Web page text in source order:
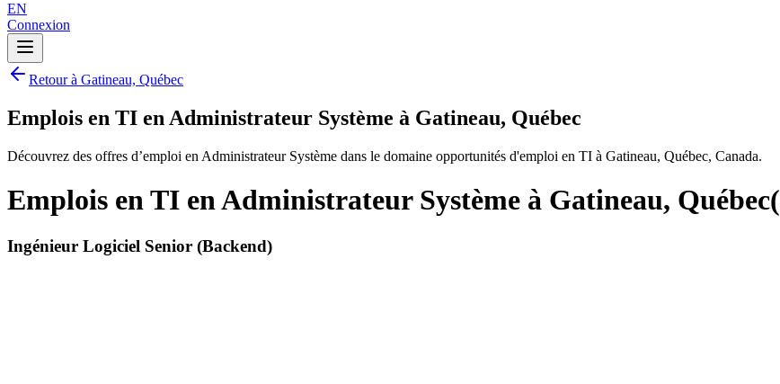
EN
Connexion
Retour à Gatineau, Québec
Emplois en TI en Administrateur Système à Gatineau, Québec
Découvrez des offres d’emploi en Administrateur Système dans le domaine opportunités d'emploi en TI à Gatineau, Québec, Canada.
Emplois en TI en Administrateur Système à Gatineau, Québec(
Ingénieur Logiciel Senior (Backend)